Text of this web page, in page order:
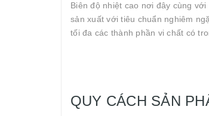
Biên độ nhiệt cao nơi đây cùng
sản xuất với tiêu chuẩn nghiêm
tối đa các thành phần vi chất có
QUY CÁCH SẢN